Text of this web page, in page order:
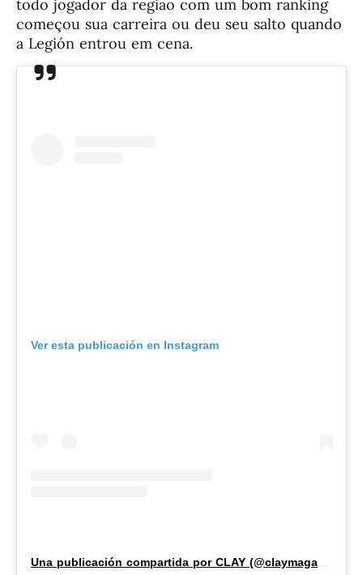
todo jogador da região com um bom ranking
começou sua carreira ou deu seu salto quando
a Legión entrou em cena.
Ver esta publicación en Instagram